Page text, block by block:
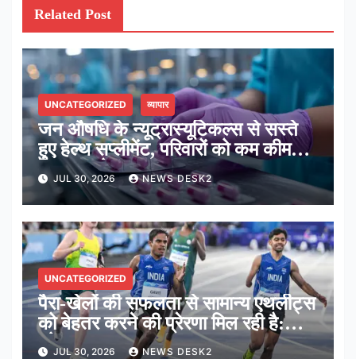
Related Post
UNCATEGORIZED व्यापार
जन औषधि के न्यूट्रास्यूटिकल्स से सस्ते
हुए हेल्थ सप्लीमेंट, परिवारों को कम कीमत में
मिल रहा पोषण: सरकार
JUL 30, 2026 NEWS DESK2
UNCATEGORIZED
पैरा-खेलों की सफलता से सामान्य एथलीट्स
को बेहतर करने की प्रेरणा मिल रही है:
कोच सत्यनारायण
JUL 30, 2026 NEWS DESK2